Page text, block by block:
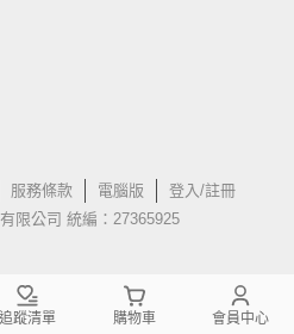
服務條款 電腦版
登入/註冊
限公司 統編：27365925
追蹤清單 購物車 會員中心